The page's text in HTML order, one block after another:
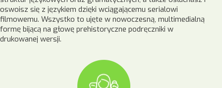
oswoisz się z językiem dzięki wciągającemu serialowi
filmowemu. Wszystko to ujęte w nowoczesną, multimedialną
formę bijącą na głowę prehistoryczne podręczniki w
drukowanej wersji.